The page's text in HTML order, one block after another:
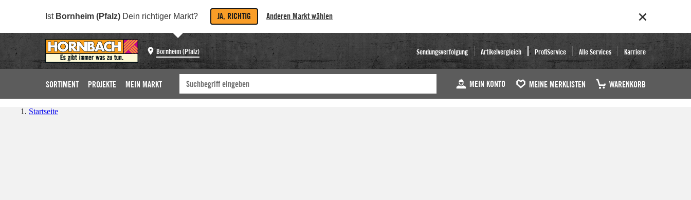
Ist Bornheim (Pfalz) Dein richtiger Markt? JA, RICHTIG Anderen Markt wählen
Bornheim (Pfalz) Sendungsverfolgung Artikelvergleich ProfiService Alle Services Karriere
SORTIMENT PROJEKTE MEIN MARKT MEIN KONTO MEINE MERKLISTEN WARENKORB
Startseite